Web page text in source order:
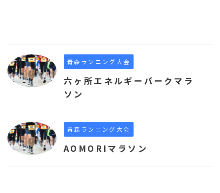
青森ランニング大会
六ヶ所エネルギーパークマラ
ソン
青森ランニング大会
AOMORIマラソン